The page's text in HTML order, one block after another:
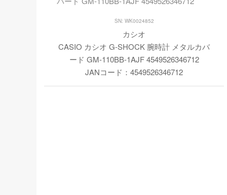
SN: WK0024852
カシオ
CASIO カシオ G-SHOCK 腕時計 メタルカバ
ード GM-110BB-1AJF 4549526346712
JANコード：4549526346712